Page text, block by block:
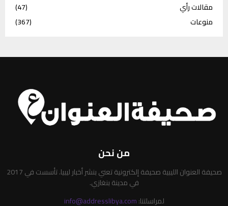
مقالات رأي
(47)
منوعات
(367)
من نحن
صحيفة العنوان الليبية صحيفة إلكترونية تعني بنشر أخبار ليبيا. تأسست في 2017
في مدينة بنغازي.
لمراسلتنا:info@addresslibya.com